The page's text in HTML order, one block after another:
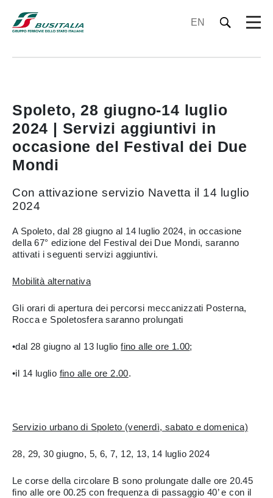
EN
Spoleto, 28 giugno-14 luglio
2024 | Servizi aggiuntivi in
occasione del Festival dei Due
Mondi
Con attivazione servizio Navetta il 14 luglio
2024
A Spoleto, dal 28 giugno al 14 luglio 2024, in occasione
della 67° edizione del Festival dei Due Mondi, saranno
attivati i seguenti servizi aggiuntivi.
Mobilità alternativa
Gli orari di apertura dei percorsi meccanizzati Posterna,
Rocca e Spoletosfera saranno prolungati
•dal 28 giugno al 13 lugliofino alle ore 1.00;
•il 14 luglio fino alle ore 2.00.
Servizio urbano di Spoleto (venerdì, sabato e domenica)
28, 29, 30 giugno, 5, 6, 7, 12, 13, 14 luglio 2024
Le corse della circolare B sono prolungate dalle ore 20.45
fino alle ore 00.25 con frequenza di passaggio 40’ e con il